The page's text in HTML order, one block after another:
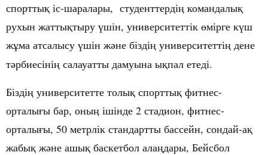
спорттық іс-шаралары, студенттердің командалық
рухын жаттықтыру үшін, университеттік өмірге күш
жұма атсалысу үшін және біздің университеттің дене
тәрбиесінің салауатты дамуына ықпал етеді.
Біздің университетте толық спорттық фитнес-
орталығы бар, оның ішінде 2 стадион, фитнес-
орталығы, 50 метрлік стандартты бассейн, сондай-ақ
жабық және ашық баскетбол алаңдары, Бейсбол